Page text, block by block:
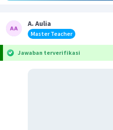
A. Aulia
Master Teacher
Jawaban terverifikasi